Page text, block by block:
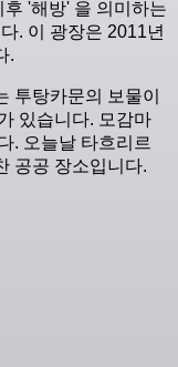
'해방' 을 의미하는
. 이 광장은 2011년
.
투탕카문의 보물이
있습니다. 모감마
. 오늘날 타흐리르
공공 장소입니다.